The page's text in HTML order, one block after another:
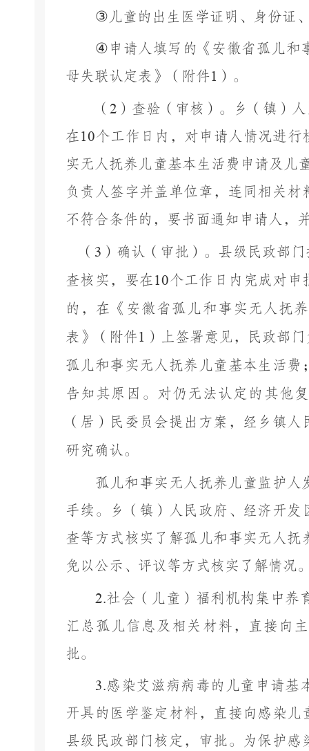
③ 儿童的 出生医学证明、 身份证
④ 申请人填写的《安徽省孤儿
母失联认定表》（附件1 ）。
（ 2 ）查验（审核）。乡（镇）
在10个工作日内，对申请人情况进
实无人抚养儿童基本生活费申请及儿
负责人签字并盖单位章，连同相关
不符合条件的，要书面通知申请人，
（ 3 ）确认（审批）。县级民政部
查核实，要在 10个工作日内完成对申
的，在《安徽省孤儿和事实无人抚
表》（附件1 ）上签署意见，民政部
孤儿和事实无人抚养儿童基本生活
告知其原因。 对仍无法认定的其他
（居）民委员会提出方案，经乡镇
研究确认。
孤儿和事实无人抚养儿童监护
手续。乡（镇）人民政府、 经济开发
查等方式核实了解孤儿和事实无人
免以公示、评议等方式核实了解情况
2.社会（儿童）福利机构集中养
汇总孤儿信息及相关材料，直接向
批。
3.感染艾滋病病毒的儿童申请基
开具的医学鉴定材料，直接向感染
县级民政部门核定，审批。为保护